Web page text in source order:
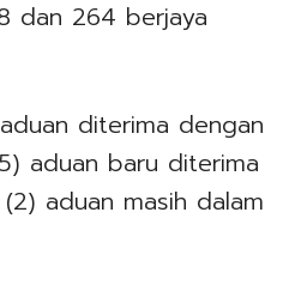
dan 264 berjaya
diterima dengan
aduan baru diterima
aduan masih dalam